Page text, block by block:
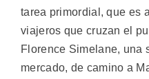
tarea primordial, que es
viajeros que cruzan el
Florence Simelane, una
mercado, de camino a